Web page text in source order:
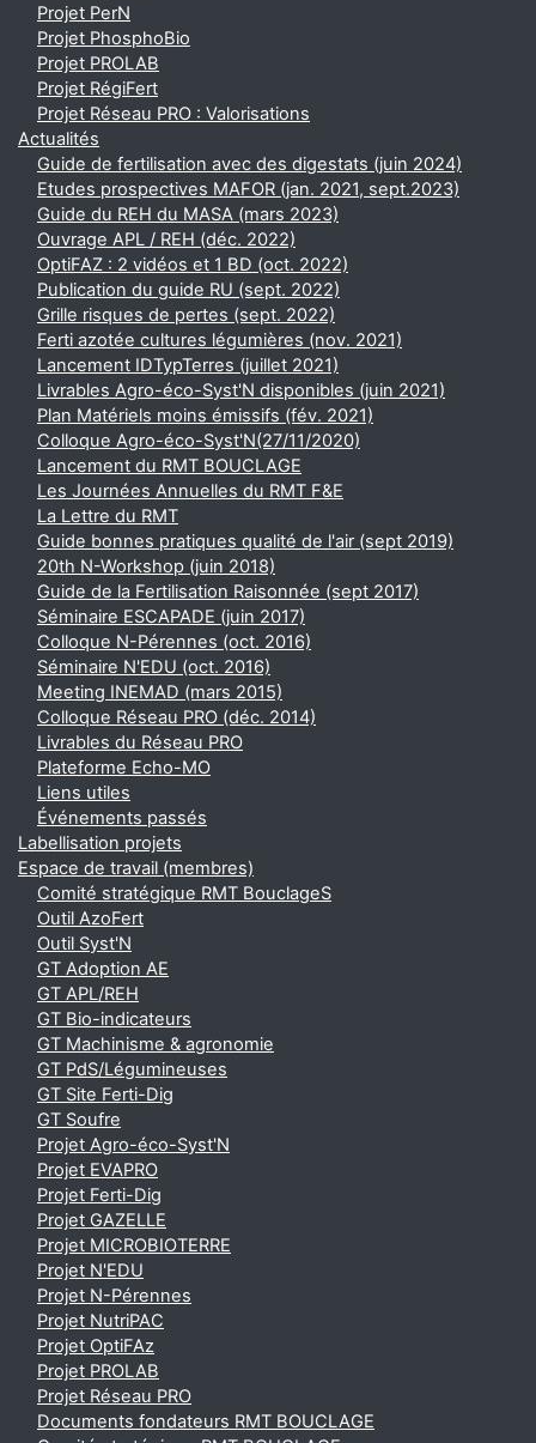
Projet PerN
Projet PhosphoBio
Projet PROLAB
Projet RégiFert
Projet Réseau PRO : Valorisations
Actualités
Guide de fertilisation avec des digestats (juin 2024)
Etudes prospectives MAFOR (jan. 2021, sept.2023)
Guide du REH du MASA (mars 2023)
Ouvrage APL / REH (déc. 2022)
OptiFAZ : 2 vidéos et 1 BD (oct. 2022)
Publication du guide RU (sept. 2022)
Grille risques de pertes (sept. 2022)
Ferti azotée cultures légumières (nov. 2021)
Lancement IDTypTerres (juillet 2021)
Livrables Agro-éco-Syst'N disponibles (juin 2021)
Plan Matériels moins émissifs (fév. 2021)
Colloque Agro-éco-Syst'N(27/11/2020)
Lancement du RMT BOUCLAGE
Les Journées Annuelles du RMT F&E
La Lettre du RMT
Guide bonnes pratiques qualité de l'air (sept 2019)
20th N-Workshop (juin 2018)
Guide de la Fertilisation Raisonnée (sept 2017)
Séminaire ESCAPADE (juin 2017)
Colloque N-Pérennes (oct. 2016)
Séminaire N'EDU (oct. 2016)
Meeting INEMAD (mars 2015)
Colloque Réseau PRO (déc. 2014)
Livrables du Réseau PRO
Plateforme Echo-MO
Liens utiles
Événements passés
Labellisation projets
Espace de travail (membres)
Comité stratégique RMT BouclageS
Outil AzoFert
Outil Syst'N
GT Adoption AE
GT APL/REH
GT Bio-indicateurs
GT Machinisme & agronomie
GT PdS/Légumineuses
GT Site Ferti-Dig
GT Soufre
Projet Agro-éco-Syst'N
Projet EVAPRO
Projet Ferti-Dig
Projet GAZELLE
Projet MICROBIOTERRE
Projet N'EDU
Projet N-Pérennes
Projet NutriPAC
Projet OptiFAz
Projet PROLAB
Projet Réseau PRO
Documents fondateurs RMT BOUCLAGE